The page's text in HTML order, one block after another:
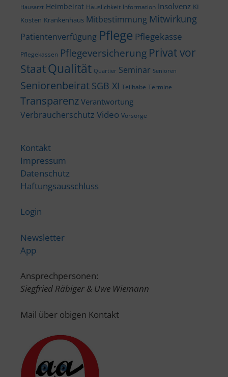
Hausarzt Heimbeirat Häuslichkeit Information Insolvenz KI
Kosten Krankenhaus Mitbestimmung Mitwirkung
Patientenverfügung Pflege Pflegekasse
Pflegekassen Pflegeversicherung Privat vor
StaatQualität Quartier Seminar Senioren
Seniorenbeirat SGB XI Teilhabe Termine
Transparenz Verantwortung
Verbraucherschutz Video Vorsorge
Kontakt
Impressum
Datenschutz
Haftungsausschluss
Login
Newsletter
App
Ansprechpersonen:
Siegfried Räbiger & Uwe Wiemann
Mail über obigen Kontakt